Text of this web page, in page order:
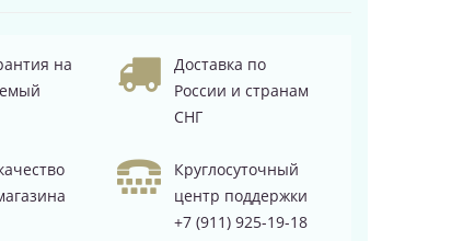
на
Доставка по
России и странам
СНГ
Круглосуточный
центр поддержки
+7 (911) 925-19-18